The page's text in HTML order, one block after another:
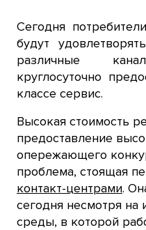
Сегодня
будут
различные
круглосуточно
классе сервис.
Высокая стоимость
предоставление
опережающего
проблема, стоящая
контакт-центрами.
сегодня несмотря
среды, в которой